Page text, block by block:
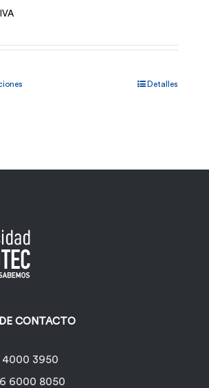
pueden
elegir
la
de
producto
Detalles
CONTACTO
4000 3950
6000 8050